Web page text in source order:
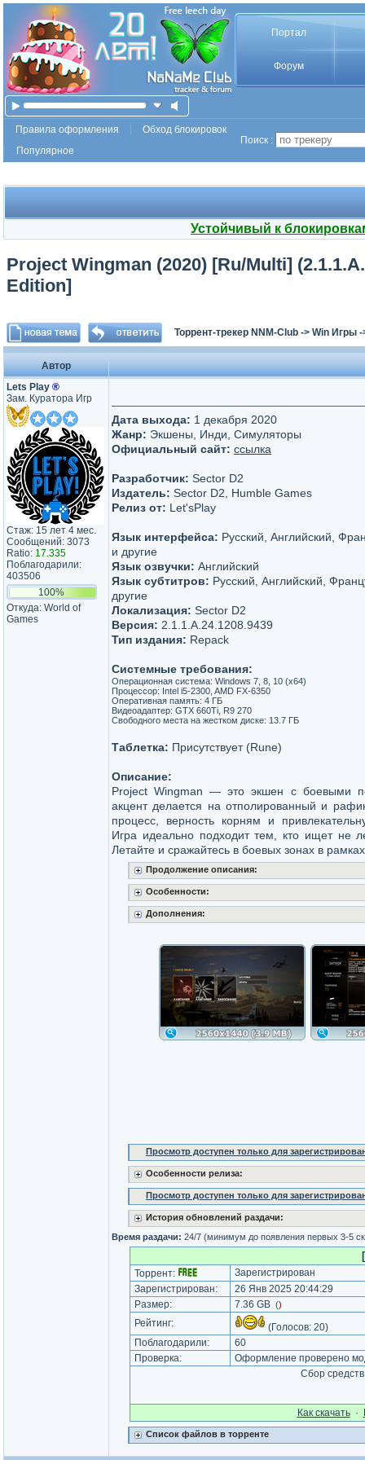
Портал
Форум
Правила оформления
Обход блокировок
Популярное
Поиск :
Устойчивый к
Project Wingman (2020) [Ru/Multi]
Edition]
Торрент-трекер NNM-Club -> Win Игры
Автор
Lets Play ®
Зам. Куратора Игр
Стаж: 15 лет 4 мес.
Сообщений: 3073
Ratio: 17.335
Поблагодарили:
403506
100%
Откуда: World of
Games
Дата выхода: 1 декабря 2020
Жанр: Экшены, Инди, Симуляторы
Официальный сайт: ссылка
Разработчик: Sector D2
Издатель: Sector D2, Humble Games
Релиз от: Let'sРlay
Язык интерфейса: Русский, Английский,
и другие
Язык озвучки: Английский
Язык субтитров: Русский, Английский,
другие
Локализация: Sector D2
Версия: 2.1.1.A.24.1208.9439
Тип издания: Repack
Системные требования:
Операционная система: Windows 7, 8, 10 (x64)
Процессор: Intel i5-2300, AMD FX-6350
Оперативная память: 4 ГБ
Видеоадаптер: GTX 660Ti, R9 270
Свободного места на жестком диске: 13.7 ГБ
Таблетка: Присутствует (Rune)
Описание:
Project Wingman — это экшен с боевыми
акцент делается на отполированный и
процесс, верность корням и
Игра идеально подходит тем, кто ищет не
Летайте и сражайтесь в боевых зонах в
Продолжение описания:
Особенности:
Дополнения:
Просмотр доступен только для
Особенности релиза:
Просмотр доступен только для
История обновлений раздачи:
Время раздачи: 24/7 (минимум до появления первых 3-5
Торрент:
Зарегистрирован
Зарегистрирован:
26 Янв 2025 20:44:29
Размер:
7.36 GB ()
Рейтинг: (Голосов: 20)
Поблагодарили:
60
Проверка:
Оформление проверено
Сбор
Как cкачать·
Список файлов в торренте